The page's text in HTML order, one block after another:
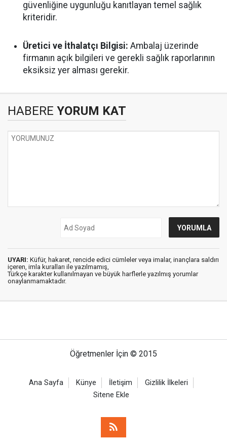
güvenliğine uygunluğu kanıtlayan temel sağlık
kriteridir.
Üretici ve İthalatçı Bilgisi: Ambalaj üzerinde
firmanın açık bilgileri ve gerekli sağlık raporlarının
eksiksiz yer alması gerekir.
HABERE YORUM KAT
UYARI: Küfür, hakaret, rencide edici cümleler veya imalar, inançlara saldırı
içeren, imla kuralları ile yazılmamış,
Türkçe karakter kullanılmayan ve büyük harflerle yazılmış yorumlar
onaylanmamaktadır.
Öğretmenler İçin © 2015
Ana Sayfa Künye İletişim
Gizlilik İlkeleri
Sitene Ekle